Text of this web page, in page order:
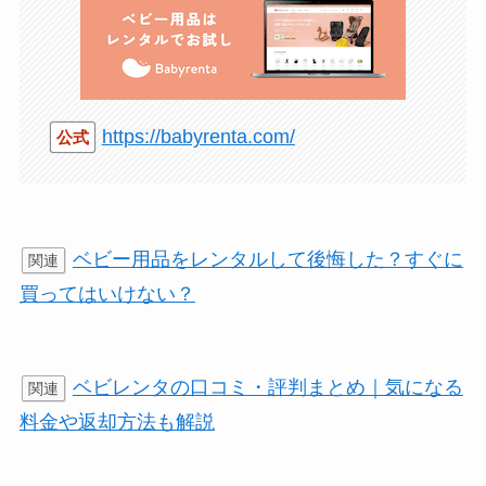
公式 https://babyrenta.com/
関連
ベビー用品をレンタルして後悔した？すぐに
買ってはいけない？
関連
ベビレンタの口コミ・評判まとめ｜気になる
料金や返却方法も解説